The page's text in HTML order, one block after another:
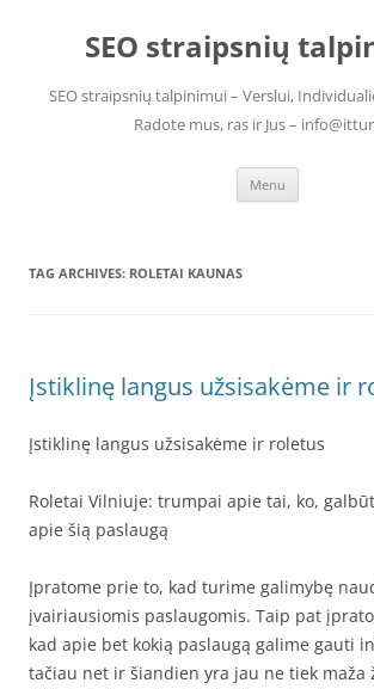
contentSEO straipsnių
SEO straipsnių talpinimui – Verslui,
Radote mus, ras ir Jus –
Menu
TAG ARCHIVES: ROLETAI KAUNAS
Įstiklinę langus užsisakėme ir
Įstiklinę langus užsisakėme ir roletus
Roletai Vilniuje: trumpai apie tai, ko,
apie šią paslaugą
Įpratome prie to, kad turime galimybę
įvairiausiomis paslaugomis. Taip pat
kad apie bet kokią paslaugą galime gauti
tačiau net ir šiandien yra jau ne tiek maža